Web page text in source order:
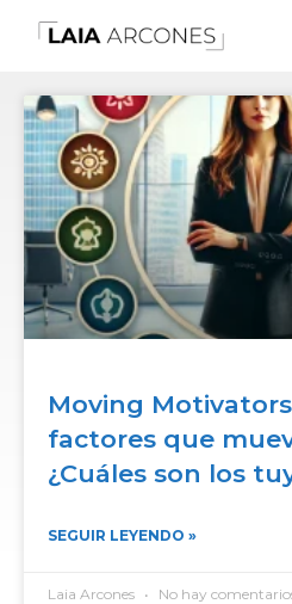
Moving
factores que
¿Cuáles son los
SEGUIR LEYENDO »
Laia Arcones No hay